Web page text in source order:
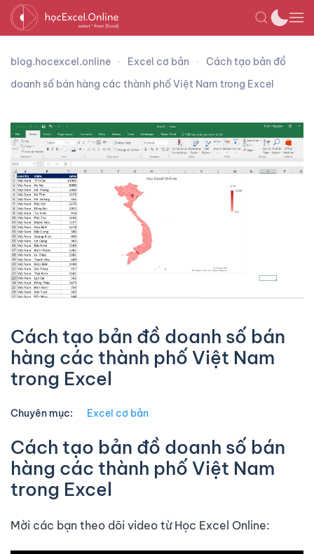
blog.hocexcel.online Excel cơ bản
Cách tạo bản đồ
doanh số bán hàng các thành phố Việt Nam trong Excel
Cách tạo bản đồ doanh số bán
hàng các thành phố Việt Nam
trong Excel
Chuyên mục: Excel cơ bản
Cách tạo bản đồ doanh số bán
hàng các thành phố Việt Nam
trong Excel
Mời các bạn theo dõi video từ Học Excel Online: